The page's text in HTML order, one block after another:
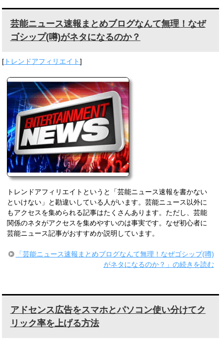
芸能ニュース速報まとめブログなんて無理！なぜ
ゴシップ(噂)がネタになるのか？
[ トレンドアフィリエイト]
トレンドアフィリエイトというと「芸能ニュース速報を書かない
といけない」と勘違いしている人がいます。芸能ニュース以外に
もアクセスを集められる記事はたくさんあります。ただし、芸能
関係のネタがアクセスを集めやすいのは事実です。なぜ初心者に
芸能ニュース記事がおすすめか説明しています。
「芸能ニュース速報まとめブログなんて無理！なぜゴシップ(噂)
がネタになるのか？」の続きを読む
アドセンス広告をスマホとパソコン使い分けてク
リック率を上げる方法